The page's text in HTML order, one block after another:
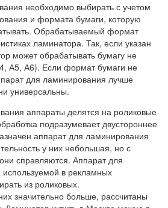
необходимо выбирать с учетом
и формата бумаги, которую
Обрабатываемый формат
ламинатора. Так, если указан
может обрабатывать бумагу не
А5, А6). Если формат бумаги не
для ламинирования лучше
универсальны.
аппараты делятся на роликовые
подразумевает двустороннее
аппарат для ламинирования
у них небольшая, но с
справляются. Аппарат для
в рекламных
из роликовых.
значительно больше, рассчитаны